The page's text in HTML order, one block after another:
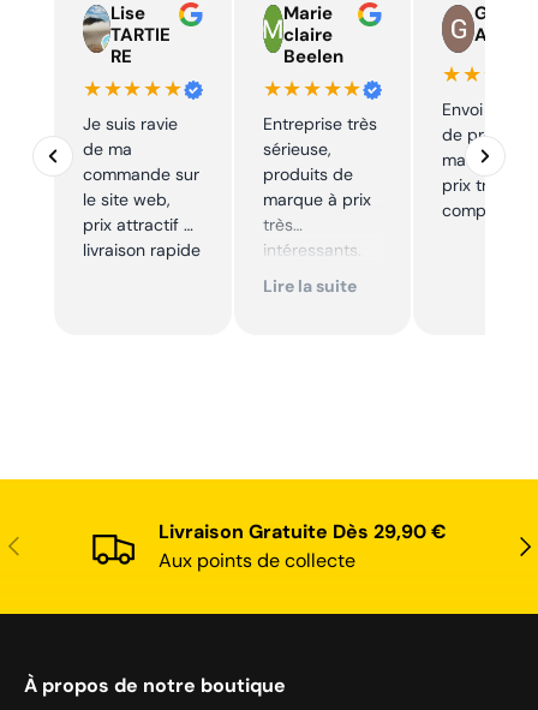
Lise
TARTIE
RE
★★★★★
Je suis ravie
de ma
commande sur
le site web,
prix attractif et
livraison rapide
Marie
claire
Beelen
★★★★★
Entreprise très
sérieuse,
produits de
marque à prix
très
intéressants.
Excellent suivi !
Lire la suite
Guy
Auger
Envoi rapide
de produits
marque à
prix très
compétitif
Précédent
Livraison Gratuite Dès 29,90 €
Aux points de collecte
À propos de notre boutique